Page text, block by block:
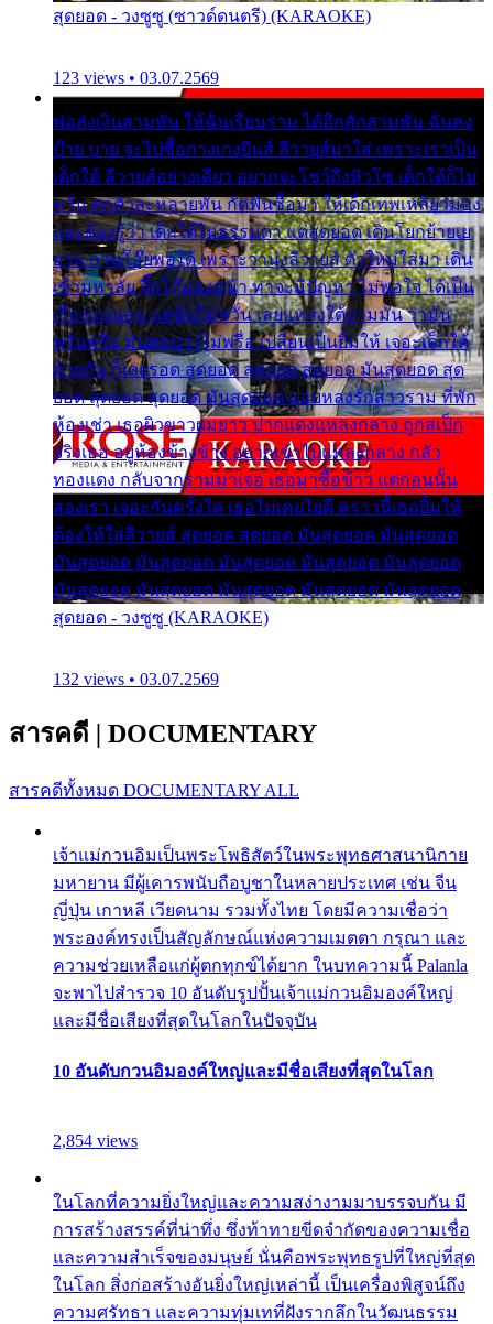
สุดยอด - วงซูซู (ซาวด์ดนตรี) (KARAOKE)
123 views • 03.07.2569
พ่อส่งเงินสามพัน ให้ฉันเรียนราม ได้อีกสักสามพัน ฉันคง
บ๊าย บาย จะไปซื้อกางเกงยีนส์ ลีวายส์มาใส่ เพราะเราเป็น
เด็กใต้ ลีวายส์อย่างเดียว อยากจะโชว์ถึงหิวโซ เด็กใต้ก็ไม่
หวั่น ตกตัวละหลายพัน กัดฟันซื้อมา ให้เด็กเทพเหลียวมอง
และต้องรู้ว่า เด็กใต้ไม่ธรรมดา แต่สุดยอด เดินโยกย้ายเย
ยวน กวนโอ๊ยพอได้ เพราะว่านุ่งลีวายส์ ตัวใหม่ใส่มา เดิน
เข้ามหาลัย จิ๊กโก๊มองหน้า ท่าจะมีปัญหา ไม่พอใจ ได้เป็น
เรื่องแน่นอน แต่ฉันไม่หวั่น เลยแหลงใต้ถามมัน ว่ามัน
พรั่นพรือ มันตอบว่าไม่พรื่อ เปลี่ยนเป็นยิ้มให้ เจอะเด็กใต้
ด้วยกัน ก็เลยรอด สุดยอด สุดยอด สุดยอด มันสุดยอด สุด
ยอด สุดยอด สุดยอด มันสุดยอด แอบหลงรักสาวราม ที่พัก
ห้องเช่า เธอผิวขาวผมยาว ปากแดงแหลงกลาง ถูกสเป็ก
จริงเธอ อยู่ห้องข้างข้าง อยากเข้าไปแหลงกลาง กลัว
ทองแดง กลับจากรามมาเจอ เธอมาซื้อข้าว แต่ก่อนนั้น
สองเรา เจอะกันครั้งใด เธอไม่เคยไยดี คราวนี้เธอยิ้มให้
ต้องให้ใส่ลีวายส์ สุดยอด สุดยอด มันสุดยอด มันสุดยอด
มันสุดยอด มันสุดยอด มันสุดยอด มันสุดยอด มันสุดยอด
มันสุดยอด มันสุดยอด มันสุดยอด มันสุดยอด มันสุดยอด
สุดยอด - วงซูซู (KARAOKE)
132 views • 03.07.2569
สารคดี | DOCUMENTARY
สารคดีทั้งหมด DOCUMENTARY ALL
เจ้าแม่กวนอิมเป็นพระโพธิสัตว์ในพระพุทธศาสนานิกาย
มหายาน มีผู้เคารพนับถือบูชาในหลายประเทศ เช่น จีน
ญี่ปุ่น เกาหลี เวียดนาม รวมทั้งไทย โดยมีความเชื่อว่า
พระองค์ทรงเป็นสัญลักษณ์แห่งความเมตตา กรุณา และ
ความช่วยเหลือแก่ผู้ตกทุกข์ได้ยาก ในบทความนี้ Palanla
จะพาไปสำรวจ 10 อันดับรูปปั้นเจ้าแม่กวนอิมองค์ใหญ่
และมีชื่อเสียงที่สุดในโลกในปัจจุบัน
10 อันดับกวนอิมองค์ใหญ่และมีชื่อเสียงที่สุดในโลก
2,854 views
ในโลกที่ความยิ่งใหญ่และความสง่างามมาบรรจบกัน มี
การสร้างสรรค์ที่น่าทึ่ง ซึ่งท้าทายขีดจำกัดของความเชื่อ
และความสำเร็จของมนุษย์ นั่นคือพระพุทธรูปที่ใหญ่ที่สุด
ในโลก สิ่งก่อสร้างอันยิ่งใหญ่เหล่านี้ เป็นเครื่องพิสูจน์ถึง
ความศรัทธา และความทุ่มเทที่ฝังรากลึกในวัฒนธรรม